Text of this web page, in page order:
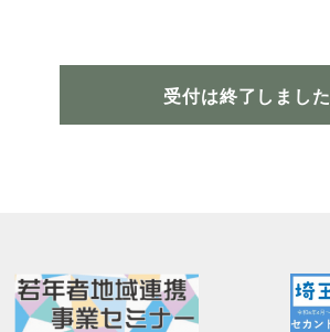
受付は終了しました